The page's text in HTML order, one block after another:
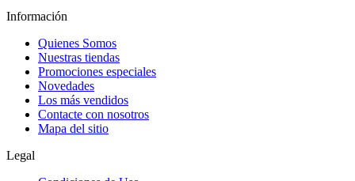
Información
Quienes Somos
Nuestras tiendas
Promociones especiales
Novedades
Los más vendidos
Contacte con nosotros
Mapa del sitio
Legal